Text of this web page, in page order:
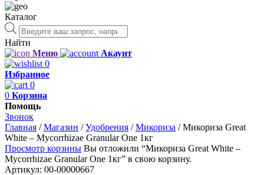
Каталог
Поиск
товаров
Найти
Меню
Акаунт
0
Избранное
0
0 Корзина
Помощь
Звонок
Главная /Магазин /Удобрения /Микориза /Микориза Great
White – Mycorrhizae Granular One 1кг
Просмотр корзины Вы отложили “Микориза Great White –
Mycorrhizae Granular One 1кг” в свою корзину.
Артикул: 00-00000667